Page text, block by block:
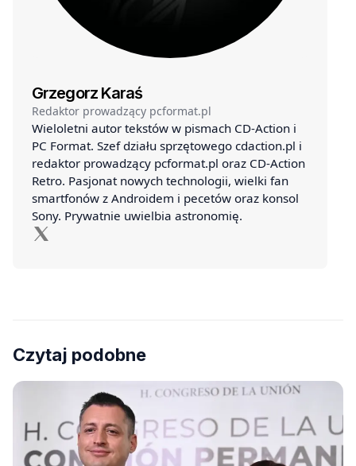
Grzegorz Karaś
Redaktor prowadzący pcformat.pl
Wieloletni autor tekstów w pismach CD-Action i
PC Format. Szef działu sprzętowego cdaction.pl i
redaktor prowadzący pcformat.pl oraz CD-Action
Retro. Pasjonat nowych technologii, wielki fan
smartfonów z Androidem i pecetów oraz konsol
Sony. Prywatnie uwielbia astronomię.
Czytaj podobne